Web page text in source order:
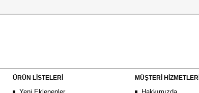
ÜRÜN LİSTELERİ MÜŞTERİ HİZMETLERİ